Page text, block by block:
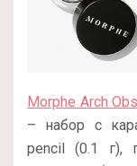
Morphe Arch
– набор с
pencil (0.1 г),